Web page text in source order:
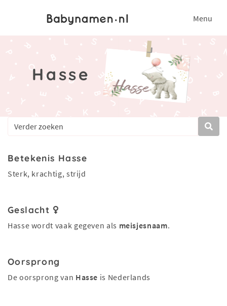
Menu
Hasse
Betekenis Hasse
Sterk, krachtig, strijd
Geslacht
Hasse wordt vaak gegeven als meisjesnaam.
Oorsprong
De oorsprong van Hasse is Nederlands